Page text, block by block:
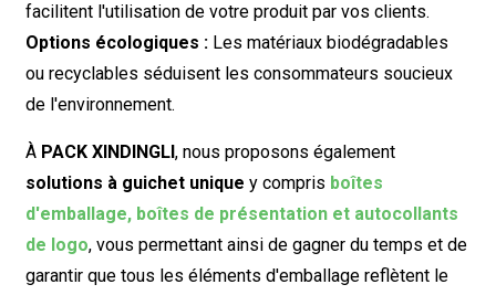
facilitent l'utilisation de votre produit par vos clients.
Options écologiques :Les matériaux biodégradables
ou recyclables séduisent les consommateurs soucieux
de l'environnement.
À PACK XINDINGLI, nous proposons également
solutions à guichet unique y compris boîtes
d'emballage, boîtes de présentation et autocollants
de logo, vous permettant ainsi de gagner du temps et de
garantir que tous les éléments d'emballage reflètent le